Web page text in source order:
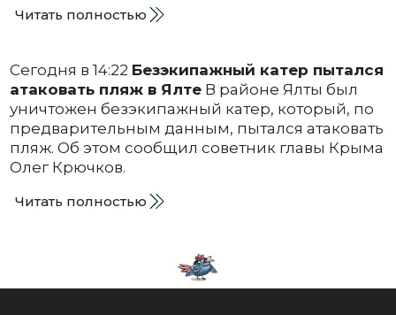
Читать полностью
Сегодня в 14:22 Безэкипажный катер пытался
атаковать пляж в ЯлтеВ районе Ялты был
уничтожен безэкипажный катер, который, по
предварительным данным, пытался атаковать
пляж. Об этом сообщил советник главы Крыма
Олег Крючков.
Читать полностью